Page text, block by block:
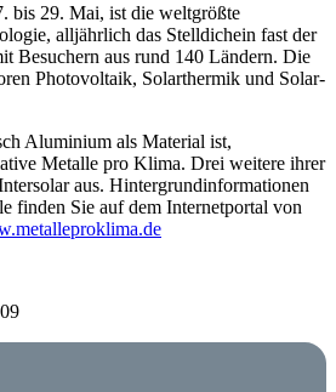
bis 29. Mai, ist die weltgrößte
alljährlich das Stelldichein fast der
Besuchern aus rund 140 Ländern. Die
Photovoltaik, Solarthermik und Solar-
Aluminium als Material ist,
Metalle pro Klima. Drei weitere ihrer
aus. Hintergrundinformationen
finden Sie auf dem Internetportal von